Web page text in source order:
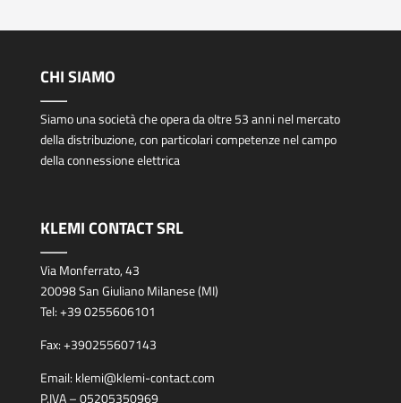
CHI SIAMO
Siamo una società che opera da oltre 53 anni nel mercato
della distribuzione, con particolari competenze nel campo
della connessione elettrica
KLEMI CONTACT SRL
Via Monferrato, 43
20098 San Giuliano Milanese (MI)
Tel:+39 0255606101
Fax:+390255607143
Email: klemi@klemi-contact.com
P.IVA – 05205350969